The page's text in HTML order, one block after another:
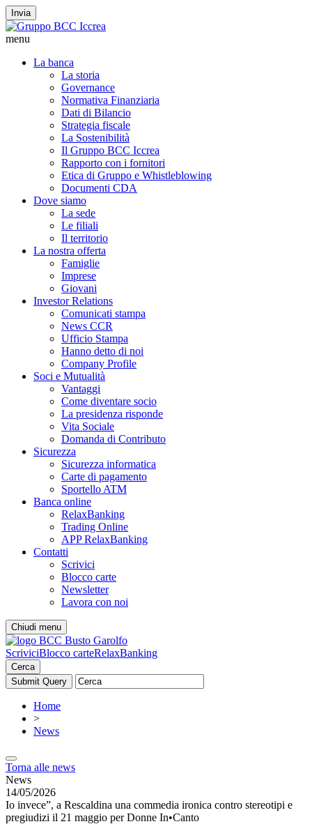
Invia
menu
La banca
La storia
Governance
Normativa Finanziaria
Dati di Bilancio
Strategia fiscale
La Sostenibilità
Il Gruppo BCC Iccrea
Rapporto con i fornitori
Etica di Gruppo e Whistleblowing
Documenti CDA
Dove siamo
La sede
Le filiali
Il territorio
La nostra offerta
Famiglie
Imprese
Giovani
Investor Relations
Comunicati stampa
News CCR
Ufficio Stampa
Hanno detto di noi
Company Profile
Soci e Mutualità
Vantaggi
Come diventare socio
La presidenza risponde
Vita Sociale
Domanda di Contributo
Sicurezza
Sicurezza informatica
Carte di pagamento
Sportello ATM
Banca online
RelaxBanking
Trading Online
APP RelaxBanking
Contatti
Scrivici
Blocco carte
Newsletter
Lavora con noi
Chiudi menu
ScriviciBlocco carteRelaxBanking
Cerca
Home
>
News
Torna alle news
News
14/05/2026
Io invece”, a Rescaldina una commedia ironica contro stereotipi e
pregiudizi il 21 maggio per Donne In•Canto